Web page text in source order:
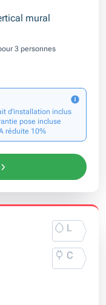
mural
3 personnes
d’installation inclus
pose incluse
réduite 10%
L
C